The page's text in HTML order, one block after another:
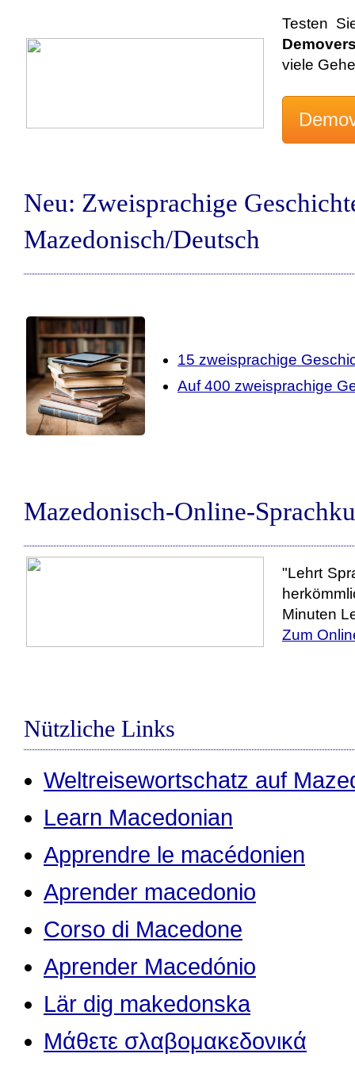
Testen
viele
Neu: Zweisprachige
Mazedonisch/Deutsch
15 zweisprachige
Auf 400 zweisprachige
Mazedonisch-Online-
"Lehrt
Minuten
Zum
Nützliche Links
Weltreisewortschatz auf
Learn Macedonian
Apprendre le macédonien
Aprender macedonio
Corso di Macedone
Aprender Macedónio
Lär dig makedonska
Μάθετε σλαβομακεδονικά